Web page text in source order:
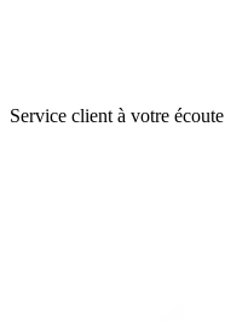
Service client à votre écoute